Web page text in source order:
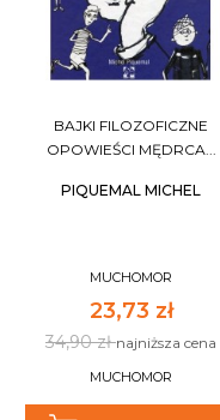
BAJKI FILOZOFICZNE
OPOWIEŚCI MĘDRCA...
PIQUEMAL MICHEL
MUCHOMOR
23,73 zł
34,90 złnajniższa cena
MUCHOMOR